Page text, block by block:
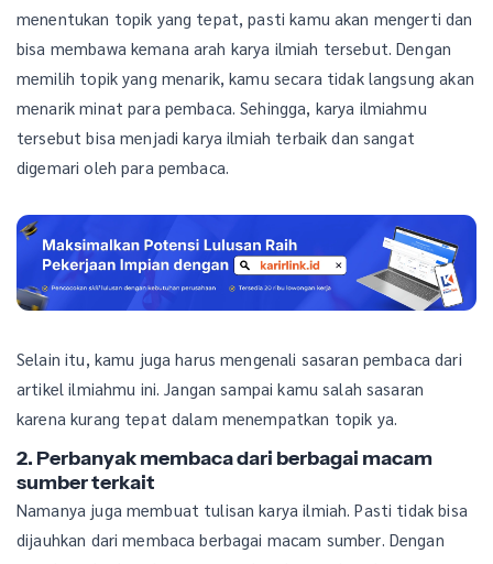
menentukan topik yang tepat, pasti kamu akan mengerti dan
bisa membawa kemana arah karya ilmiah tersebut. Dengan
memilih topik yang menarik, kamu secara tidak langsung akan
menarik minat para pembaca. Sehingga, karya ilmiahmu
tersebut bisa menjadi karya ilmiah terbaik dan sangat
digemari oleh para pembaca.
Selain itu, kamu juga harus mengenali sasaran pembaca dari
artikel ilmiahmu ini. Jangan sampai kamu salah sasaran
karena kurang tepat dalam menempatkan topik ya.
2. Perbanyak membaca dari berbagai macam
sumber terkait
Namanya juga membuat tulisan karya ilmiah. Pasti tidak bisa
dijauhkan dari membaca berbagai macam sumber. Dengan